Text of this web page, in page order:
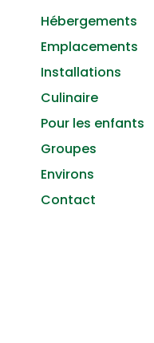
Hébergements
Emplacements
Installations
Culinaire
Pour les enfants
Groupes
Environs
Contact